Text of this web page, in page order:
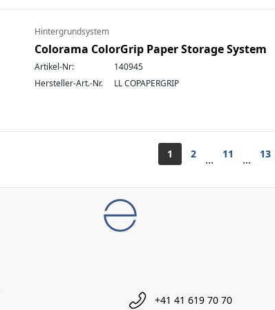
Hintergrundsystem
Colorama ColorGrip Paper Storage System
Artikel-Nr:
140945
Hersteller-Art.-Nr.
LL COPAPERGRIP
1 2 ... 11 ... 13
+41 41 619 70 70